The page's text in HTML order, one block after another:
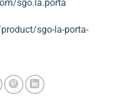
sgo.la.porta
sgo-la-porta-